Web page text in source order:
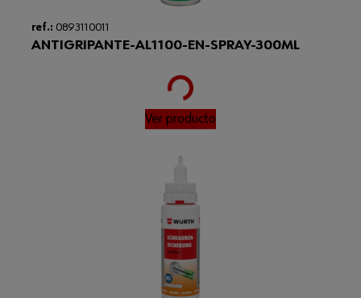
ref.: 0893110011
ANTIGRIPANTE-AL1100-EN-SPRAY-300ML
Loading...
Ver producto